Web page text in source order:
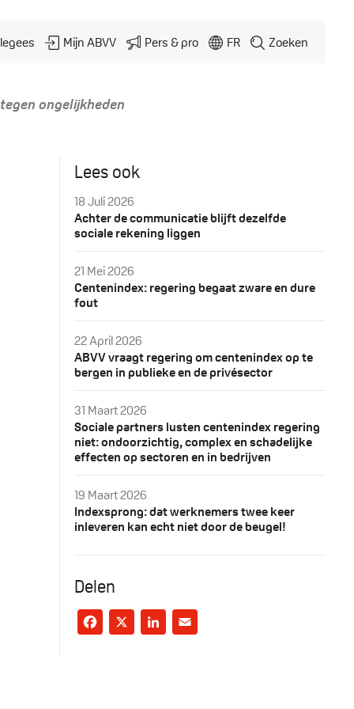
Mijn ABVV Pers & pro FR Zoeken
ongelijkheden
Lees ook
18 Juli 2026
Achter de communicatie blijft dezelfde
sociale rekening liggen
21 Mei 2026
Centenindex: regering begaat zware en dure
fout
22 April 2026
ABVV vraagt regering om centenindex op te
bergen in publieke en de privésector
31 Maart 2026
Sociale partners lusten centenindex regering
niet: ondoorzichtig, complex en schadelijke
effecten op sectoren en in bedrijven
19 Maart 2026
Indexsprong: dat werknemers twee keer
inleveren kan echt niet door de beugel!
Delen
Facebook
X LinkedIn